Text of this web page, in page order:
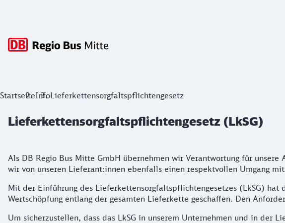
Lieferkettensorgfaltspflichtengesetz (LkSG)
StartseiteInfoLieferkettensorgfaltspflichtengesetz
Lieferkettensorgfaltspflichtengesetz (LkSG)
LKSG DB Regio Bus Mitte GmbH
Als DB Regio Bus Mitte GmbH übernehmen wir Verantwortung für
wir von unseren Lieferant:innen ebenfalls einen respektvollen Umgang
Mit der Einführung des Lieferkettensorgfaltspflichtengesetzes (LkSG)
Wertschöpfung entlang der gesamten Lieferkette geschaffen. Den
Um sicherzustellen, dass das LkSG in unserem Unternehmen und in